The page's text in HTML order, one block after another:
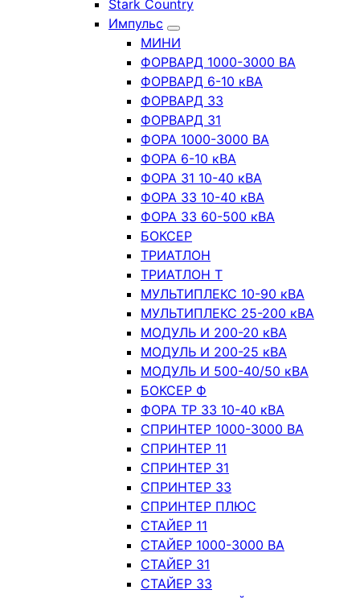
Stark Country
Импульс
МИНИ
ФОРВАРД 1000-3000 ВА
ФОРВАРД 6-10 кВА
ФОРВАРД 33
ФОРВАРД 31
ФОРА 1000-3000 ВА
ФОРА 6-10 кВА
ФОРА 31 10-40 кВА
ФОРА 33 10-40 кВА
ФОРА 33 60-500 кВА
БОКСЕР
ТРИАТЛОН
ТРИАТЛОН Т
МУЛЬТИПЛЕКС 10-90 кВА
МУЛЬТИПЛЕКС 25-200 кВА
МОДУЛЬ И 200-20 кВА
МОДУЛЬ И 200-25 кВА
МОДУЛЬ И 500-40/50 кВА
БОКСЕР Ф
ФОРА ТР 33 10-40 кВА
СПРИНТЕР 1000-3000 ВА
СПРИНТЕР 11
СПРИНТЕР 31
СПРИНТЕР 33
СПРИНТЕР ПЛЮС
СТАЙЕР 11
СТАЙЕР 1000-3000 ВА
СТАЙЕР 31
СТАЙЕР 33